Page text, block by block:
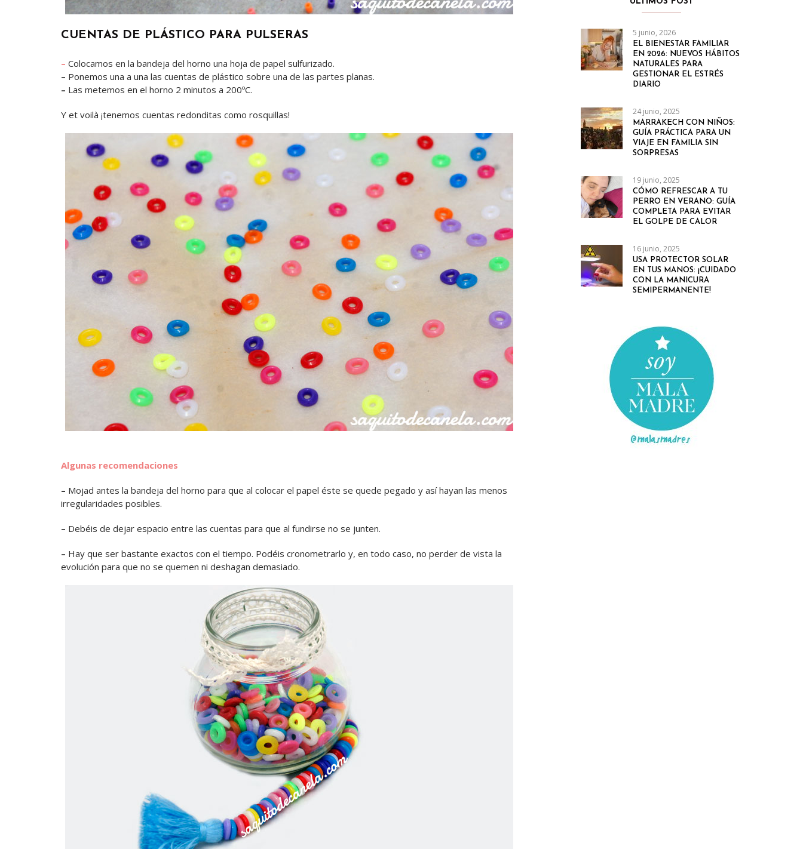
CUENTAS DE PLÁSTICO PARA PULSERAS
– Colocamos en la bandeja del horno una hoja de papel sulfurizado.
– Ponemos una a una las cuentas de plástico sobre una de las partes planas.
– Las metemos en el horno 2 minutos a 200ºC.
Y et voilà ¡tenemos cuentas redonditas como rosquillas!
Algunas recomendaciones
– Mojad antes la bandeja del horno para que al colocar el papel éste se quede pegado y así hayan las menos
irregularidades posibles.
– Debéis de dejar espacio entre las cuentas para que al fundirse no se junten.
– Hay que ser bastante exactos con el tiempo. Podéis cronometrarlo y, en todo caso, no perder de vista la
evolución para que no se quemen ni deshagan demasiado.
5 junio, 2026
EL BIENESTAR FAMILIAR
EN 2026: NUEVOS HÁBITOS
NATURALES PARA
GESTIONAR EL ESTRÉS
DIARIO
24 junio, 2025
MARRAKECH CON NIÑOS:
GUÍA PRÁCTICA PARA UN
VIAJE EN FAMILIA SIN
SORPRESAS
19 junio, 2025
CÓMO REFRESCAR A TU
PERRO EN VERANO: GUÍA
COMPLETA PARA EVITAR
EL GOLPE DE CALOR
16 junio, 2025
USA PROTECTOR SOLAR
EN TUS MANOS: ¡CUIDADO
CON LA MANICURA
SEMIPERMANENTE!